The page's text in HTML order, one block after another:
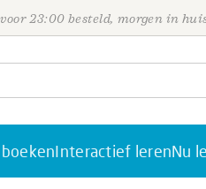
23:00 besteld, morgen in
Interactief lerenNu